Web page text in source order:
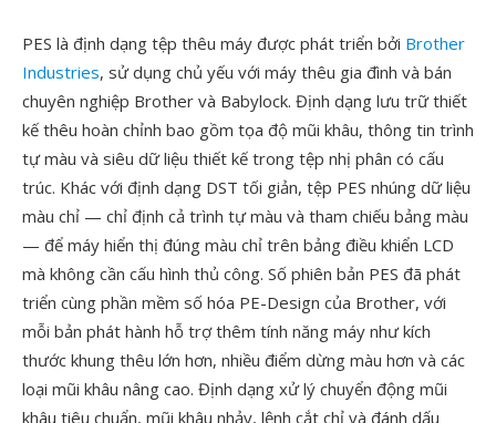
PES là định dạng tệp thêu máy được phát triển bởi Brother
Industries, sử dụng chủ yếu với máy thêu gia đình và bán
chuyên nghiệp Brother và Babylock. Định dạng lưu trữ thiết
kế thêu hoàn chỉnh bao gồm tọa độ mũi khâu, thông tin trình
tự màu và siêu dữ liệu thiết kế trong tệp nhị phân có cấu
trúc. Khác với định dạng DST tối giản, tệp PES nhúng dữ liệu
màu chỉ — chỉ định cả trình tự màu và tham chiếu bảng màu
— để máy hiển thị đúng màu chỉ trên bảng điều khiển LCD
mà không cần cấu hình thủ công. Số phiên bản PES đã phát
triển cùng phần mềm số hóa PE-Design của Brother, với
mỗi bản phát hành hỗ trợ thêm tính năng máy như kích
thước khung thêu lớn hơn, nhiều điểm dừng màu hơn và các
loại mũi khâu nâng cao. Định dạng xử lý chuyển động mũi
khâu tiêu chuẩn, mũi khâu nhảy, lệnh cắt chỉ và đánh dấu